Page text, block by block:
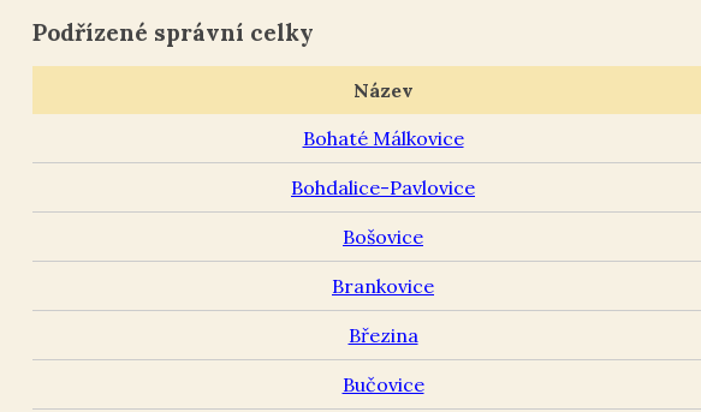
Podřízené správní celky
Název
Bohaté Málkovice
Bohdalice-Pavlovice
Bošovice
Brankovice
Březina
Bučovice